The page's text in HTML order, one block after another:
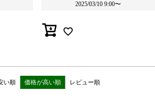
2025/03/10 9:00〜
い順 価格が高い順 レビュー順